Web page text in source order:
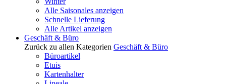
Alle Saisonales anzeigen
Schnelle Lieferung
Alle Artikel anzeigen
Geschäft & Büro
Zurück zu allen Kategorien Geschäft & Büro
Büroartikel
Etuis
Kartenhalter